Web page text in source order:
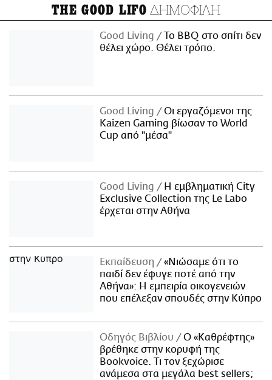
THE GOOD LIFO ΔΗΜΟΦΙΛΗ
Good Living
Το BBQ στο σπίτι δεν
θέλει χώρο. Θέλει τρόπο.
Good Living
Οι εργαζόμενοι της
Kaizen Gaming βίωσαν το World
Cup από "μέσα"
Good Living
Η εμβληματική City
Exclusive Collection της Le Labo
έρχεται στην Αθήνα
Εκπαίδευση
«Νιώσαμε ότι το
παιδί δεν έφυγε ποτέ από την
Αθήνα»: Η εμπειρία οικογενειών
που επέλεξαν σπουδές στην Κύπρο
Οδηγός Βιβλίου
Ο «Καθρέφτης»
βρέθηκε στην κορυφή της
Bookvoice. Τι τον ξεχώρισε
ανάμεσα στα μεγάλα best sellers;